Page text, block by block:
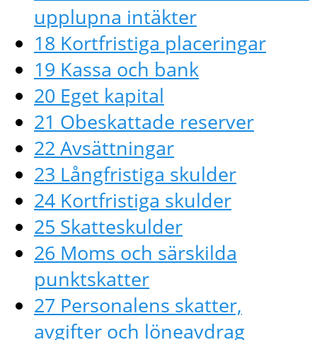
upplupna intäkter
18 Kortfristiga placeringar
19 Kassa och bank
20 Eget kapital
21 Obeskattade reserver
22 Avsättningar
23 Långfristiga skulder
24 Kortfristiga skulder
25 Skatteskulder
26 Moms och särskilda
punktskatter
27 Personalens skatter,
avgifter och löneavdrag